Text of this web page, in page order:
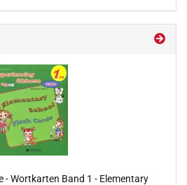
- Wortkarten Band 1 - Elementary